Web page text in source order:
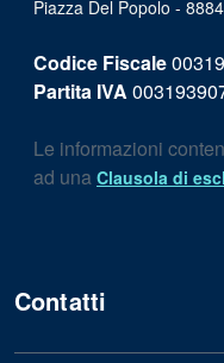
Piazza Del Popolo -
Codice Fiscale
Partita IVA
Le informazioni
ad una Clausola di
Contatti